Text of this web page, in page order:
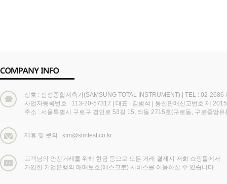
상호 : 삼성종합계측기(SAMSUNG TOTAL INSTRUMENT) | TEL : 02-
사업자등록번호 : 113-20-57317 | 대표 : 김범석 | 통신판매신고번호 제
주소 : 서울특별시 구로구 경인로 53길 15, 라동 2715호(구로동, 구로중앙유
제휴 및 문의 : kim@stmtest.co.kr
고객님의 안전거래를 위해 현금 등으로 모든 거래 결제시 저희 쇼핑몰에서
가입한 기업은행의 매매보호(에스크로) 서비스를 이용하실 수 있습니다.